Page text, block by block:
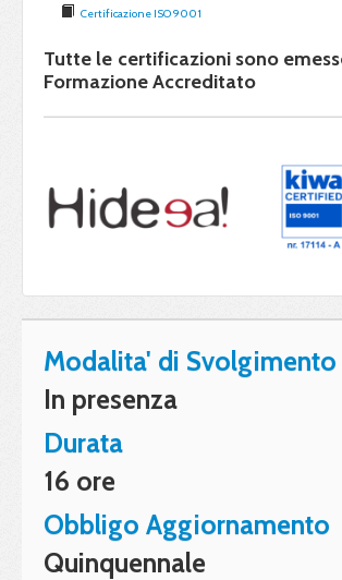
Certificazione ISO 9001
Tutte le certificazioni sono
Formazione Accreditato
Modalita' di Svolgimento
In presenza
Durata
16 ore
Obbligo Aggiornamento
Quinquennale